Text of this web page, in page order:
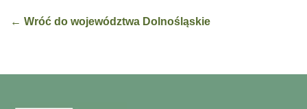
← Wróć do województwa Dolnośląskie